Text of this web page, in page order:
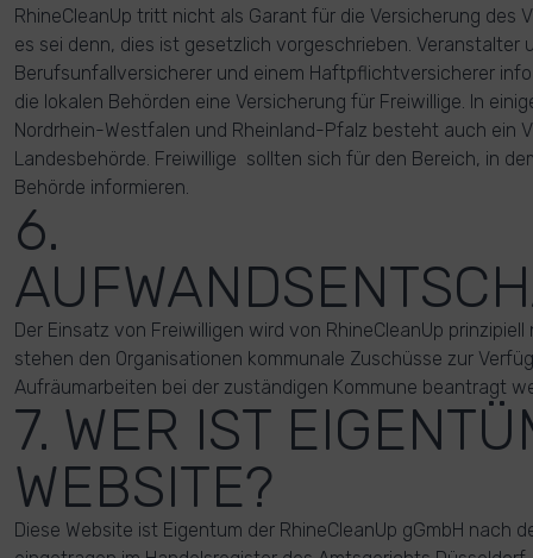
RhineCleanUp tritt nicht als Garant für die Versicherung des
es sei denn, dies ist gesetzlich vorgeschrieben. Veranstalter
Berufsunfallversicherer und einem Haftpflichtversicherer
die lokalen Behörden eine Versicherung für Freiwillige. In
Nordrhein-Westfalen und Rheinland-Pfalz besteht auch ein
Landesbehörde. Freiwillige sollten sich für den Bereich, in
Behörde informieren.
6.
Der Einsatz von Freiwilligen wird von RhineCleanUp
stehen den Organisationen kommunale Zuschüsse zur
Aufräumarbeiten bei der zuständigen Kommune beantragt
7. WER IST
WEBSITE?
Diese Website ist Eigentum der RhineCleanUp gGmbH nach